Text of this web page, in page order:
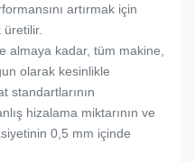
artırmak için
almaya kadar, tüm makine,
olarak kesinlikle
standartlarının
hizalama miktarının ve
0,5 mm içinde